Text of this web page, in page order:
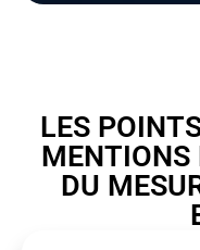
LES
MENTIONS
DU